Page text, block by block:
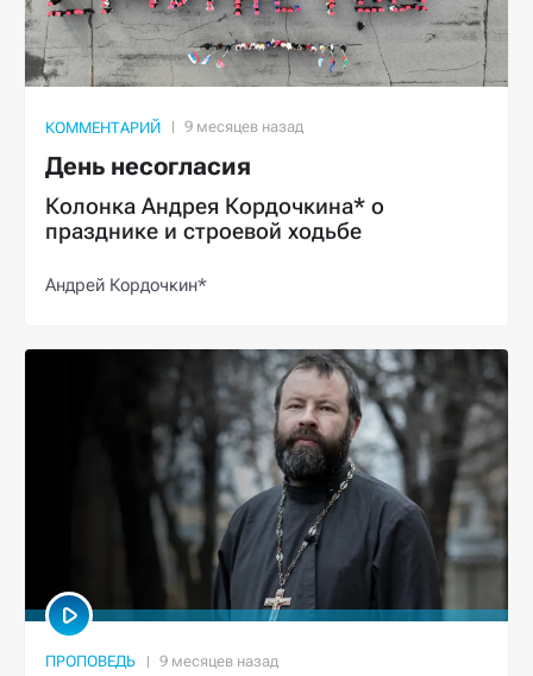
КОММЕНТАРИЙ
День несогласия
Колонка Андрея Кордочкина* о
празднике и строевой ходьбе
Андрей Кордочкин*
ПРОПОВЕДЬ